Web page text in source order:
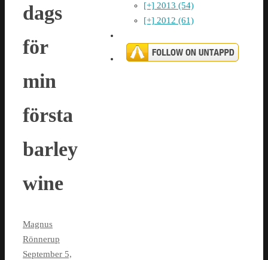
dags
för
min
första
barley
wine
Magnus
Rönnerup
September 5,
[+] 2013 (54)
[+] 2012 (61)